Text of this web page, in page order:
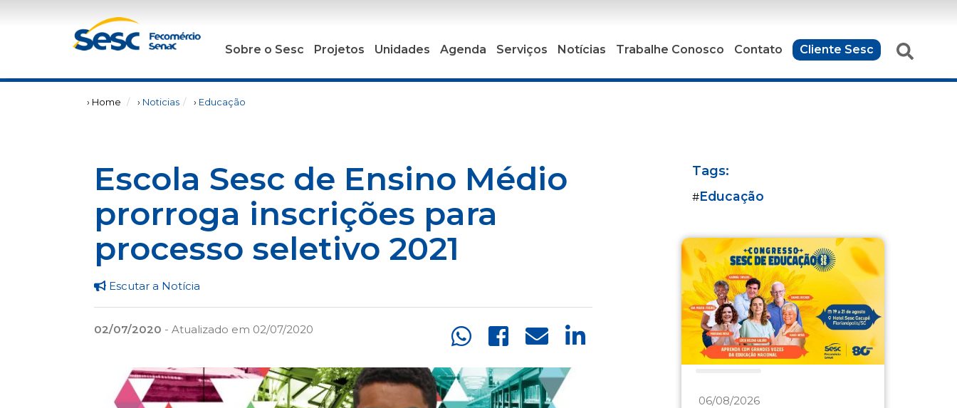
Sobre o Sesc Projetos Unidades Agenda Serviços Notícias Trabalhe Conosco Contato Cliente Sesc
› Home › Noticias › Educação
Escola Sesc de Ensino Médio
prorroga inscrições para
processo seletivo 2021
Escutar a Notícia
02/07/2020 - Atualizado em 02/07/2020
Tags:
#Educação
06/08/2026